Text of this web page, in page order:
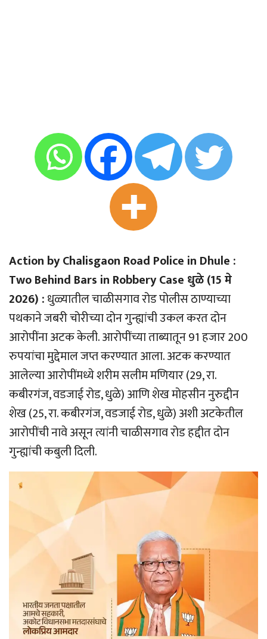
Action by Chalisgaon Road Police in Dhule :
Two Behind Bars in Robbery Case धुळे (15 मे
2026) :धुळ्यातील चाळीसगाव रोड पोलीस ठाण्याच्या
पथकाने जबरी चोरीच्या दोन गुन्ह्यांची उकल करत दोन
आरोपींना अटक केली. आरोपींच्या ताब्यातून 91 हजार 200
रुपयांचा मुद्देमाल जप्त करण्यात आला. अटक करण्यात
आलेल्या आरोपींमध्ये शरीम सलीम मणियार (29, रा.
कबीरगंज, वडजाई रोड, धुळे) आणि शेख मोहसीन नुरुद्दीन
शेख (25, रा. कबीरगंज, वडजाई रोड, धुळे) अशी अटकेतील
आरोपींची नावे असून त्यांनी चाळीसगाव रोड हद्दीत दोन
गुन्ह्यांची कबुली दिली.